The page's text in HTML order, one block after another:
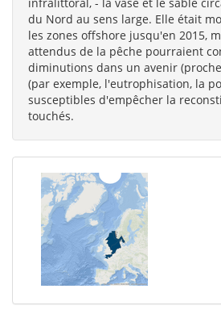
du Nord au sens large. Elle était
les zones offshore jusqu'en 2015,
attendus de la pêche pourraient
diminutions dans un avenir
(par exemple, l'eutrophisation, la
susceptibles d'empêcher la
touchés.